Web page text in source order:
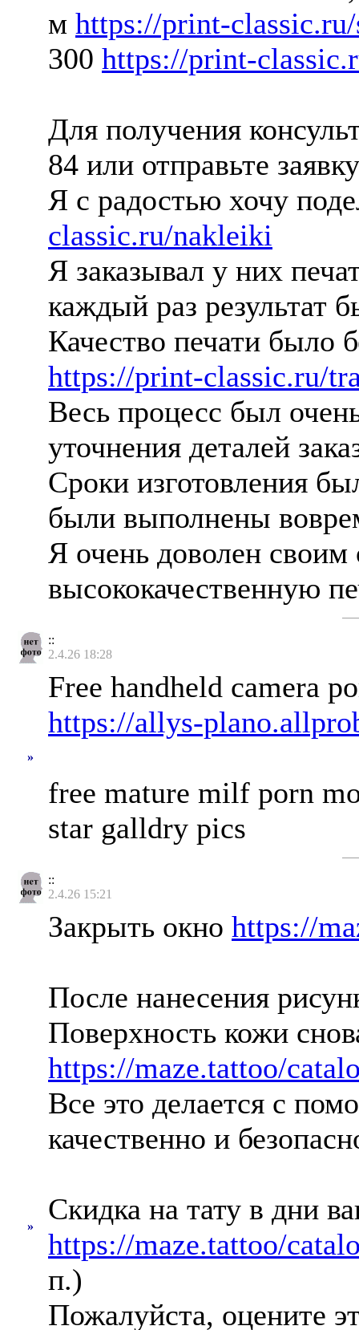
м https://print-
300 https://print-
Для получения
84 или отправьте
Я с радостью хочу
classic.ru/nakleiki
Я заказывал у них
каждый раз результат
Качество печати было
https://print-classic.ru/
Весь процесс был
уточнения деталей
Сроки изготовления
были выполнены
Я очень доволен своим
высококачественную
::
2.4.26 18:28
»
Free handheld camera
https://allys-
free mature milf porn
star galldry pics
::
2.4.26 15:21
»
Закрыть окно https://
После нанесения
Поверхность кожи
https://maze.tattoo/
Все это делается с
качественно и
Скидка на тату в дни
https://maze.tattoo/
п.)
Пожалуйста, оцените